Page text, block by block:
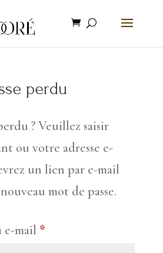
perdu
? Veuillez saisir
ou votre adresse e-
un lien par e-mail
mot de passe.
mail *Obligatoire